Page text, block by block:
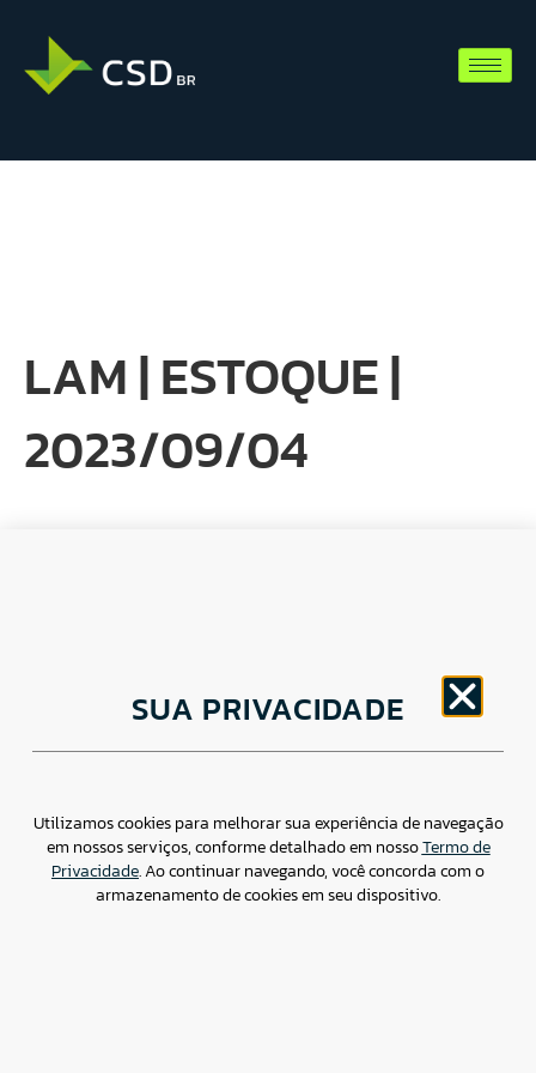
LAM | ESTOQUE |
2023/09/04
Av. Brigadeiro Faria Lima, 1779 – 5oAndar Jardim
Paulistano, São Paulo/ SP – CEP: 01452-914
Assessoria de imprensa: imprensa@csdbr.com
SUA PRIVACIDADE
Utilizamos cookies para melhorar sua experiência de navegação
em nossos serviços, conforme detalhado em nossoTermo de
Privacidade. Ao continuar navegando, você concorda com o
armazenamento de cookies em seu dispositivo.